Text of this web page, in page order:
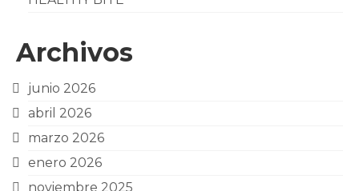
Archivos
junio 2026
abril 2026
marzo 2026
enero 2026
noviembre 2025